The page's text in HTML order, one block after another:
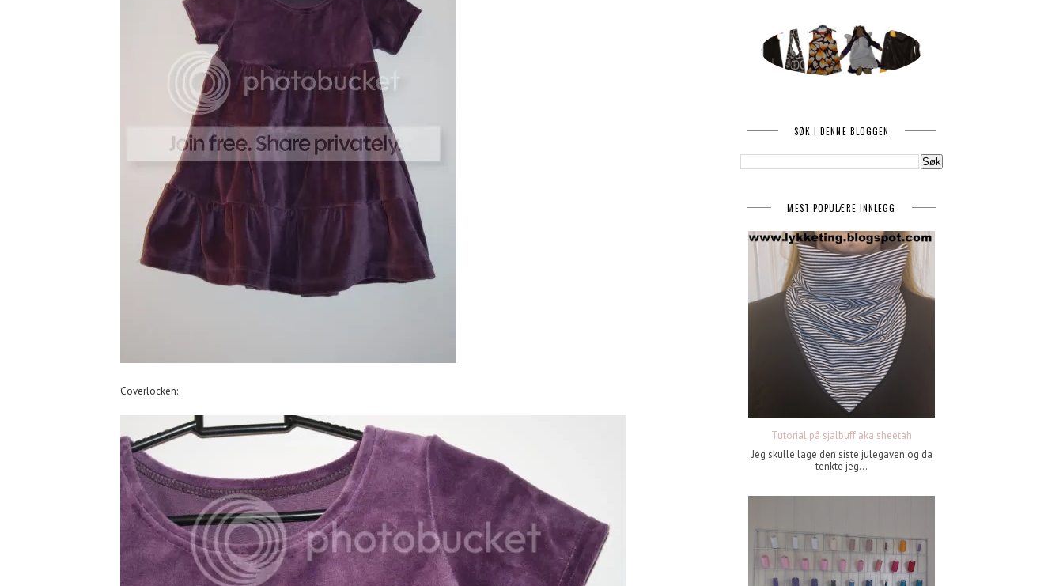
Coverlocken:
SØK I DENNE BLOGGEN
MEST POPULÆRE INNLEGG
Tutorial på sjalbuff aka sheetah
Jeg skulle lage den siste julegaven og da
tenkte jeg...